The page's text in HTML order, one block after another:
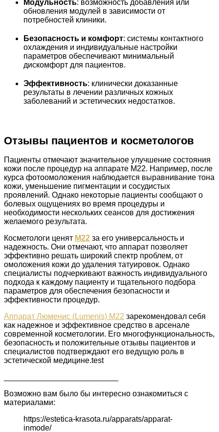
Модульность: возможность добавления или
обновления модулей в зависимости от
потребностей клиники.
Безопасность и комфорт: системы контактного
охлаждения и индивидуальные настройки
параметров обеспечивают минимальный
дискомфорт для пациентов.
Эффективность: клинически доказанные
результаты в лечении различных кожных
заболеваний и эстетических недостатков.
Отзывы пациентов и косметологов
Пациенты отмечают значительное улучшение состояния
кожи после процедур на аппарате M22. Например, после
курса фотоомоложения наблюдается выравнивание тона
кожи, уменьшение пигментации и сосудистых
проявлений. Однако некоторые пациенты сообщают о
болевых ощущениях во время процедуры и
необходимости нескольких сеансов для достижения
желаемого результата.
Косметологи ценят M22 за его универсальность и
надежность. Они отмечают, что аппарат позволяет
эффективно решать широкий спектр проблем, от
омоложения кожи до удаления татуировок. Однако
специалисты подчеркивают важность индивидуального
подхода к каждому пациенту и тщательного подбора
параметров для обеспечения безопасности и
эффективности процедур.
Аппарат Люменис (Lumenis) M22 зарекомендовал себя
как надежное и эффективное средство в арсенале
современной косметологии. Его многофункциональность,
безопасность и положительные отзывы пациентов и
специалистов подтверждают его ведущую роль в
эстетической медицине.test
Возможно вам было бы интересно ознакомиться с
материалами:
https://estetica-krasota.ru/apparats/apparat-
inmode/